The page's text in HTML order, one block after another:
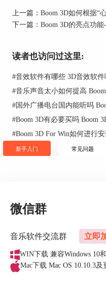
图2：
第二、夜间模式
“夜间模式”，顾名思义
式。“夜间模式”的特
用户在夜间播放这类型
环境中突然制造出较大
此时，如果用户开启了
能很好地降低这些爆炸
量稳定。“夜间模式”也
上一篇： Boom 3D如何根据“
下一篇： Boom 3D的亮点功
读者也访问过这里:
#音效软件有哪些 3D音效软
#音乐声音太小如何提高
#国外广播电台国内能听吗
#Boom 3D有必要买吗 Boom
#Boom 3D For Win如何进行
新手入门 常见问题
微信群
音乐软件交流群 立即
WIN下载 兼容Windows 10
Mac下载 Mac OS 10.10.3及